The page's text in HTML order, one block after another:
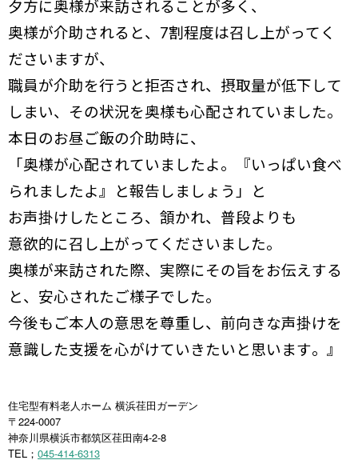
夕方に奥様が来訪されることが多く、
奥様が介助されると、7割程度は召し上がってく
ださいますが、
職員が介助を行うと拒否され、摂取量が低下して
しまい、その状況を奥様も心配されていました。
本日のお昼ご飯の介助時に、
「奥様が心配されていましたよ。『いっぱい食べ
られましたよ』と報告しましょう」と
お声掛けしたところ、頷かれ、普段よりも
意欲的に召し上がってくださいました。
奥様が来訪された際、実際にその旨をお伝えする
と、安心されたご様子でした。
今後もご本人の意思を尊重し、前向きな声掛けを
意識した支援を心がけていきたいと思います。』
住宅型有料老人ホーム 横浜荏田ガーデン
〒224-0007
神奈川県横浜市都筑区荏田南4-2-8
TEL ； 045-414-6313